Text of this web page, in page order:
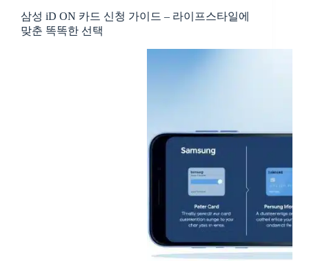
삼성 iD ON 카드 신청 가이드 – 라이프스타일에
맞춘 똑똑한 선택